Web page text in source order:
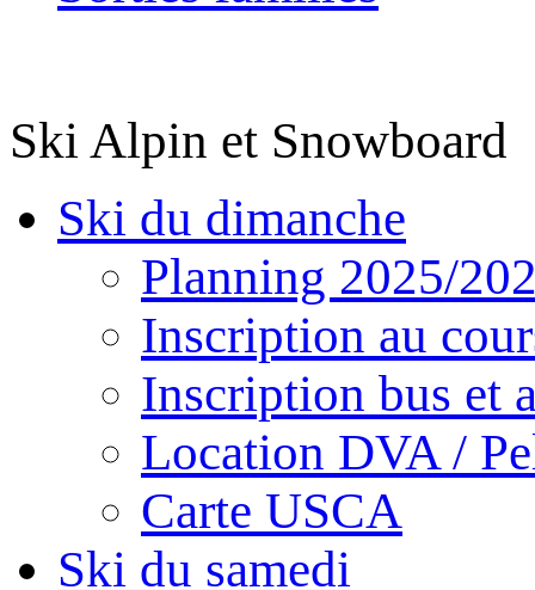
Ski Alpin et Snowboard
Ski du dimanche
Planning 2025/
Inscription au
Inscription bus et
Location DVA /
Carte USCA
Ski du samedi